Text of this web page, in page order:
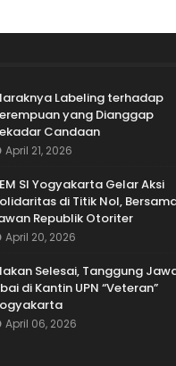
Labeling terhadap
yang Dianggap
Candaan
April 21, 2026
SI Yogyakarta Gelar Aksi
di Titik Nol,
Republik Otoriter
April 20, 2026
Selesai, Tanggung
di Kantin UPN “Veteran”
April 06, 2026